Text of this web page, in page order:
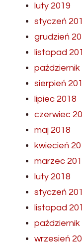
luty 2019
styczeń
grudzień
listopad
październik
sierpień
lipiec 2018
czerwiec
maj 2018
kwiecień
marzec
luty 2018
styczeń
listopad
październik
wrzesień